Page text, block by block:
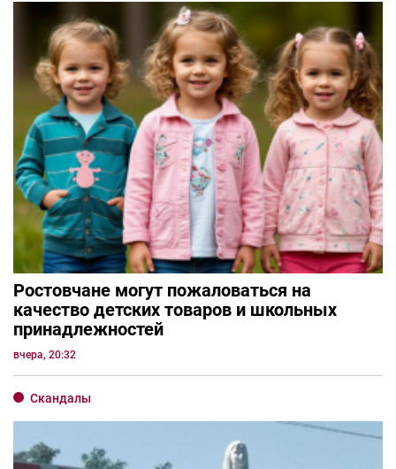
Ростовчане могут пожаловаться на
качество детских товаров и школьных
принадлежностей
вчера, 20:32
Скандалы